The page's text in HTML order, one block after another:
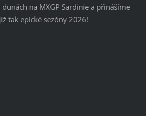
na MXGP Sardinie a přinášíme
tak epické sezóny 2026!